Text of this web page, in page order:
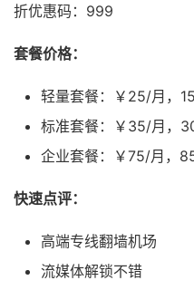
折优惠码：999
套餐价格：
轻量套餐：￥25/月，
标准套餐：￥35/月，
企业套餐：￥75/月，
快速点评：
高端专线翻墙机场
流媒体解锁不错